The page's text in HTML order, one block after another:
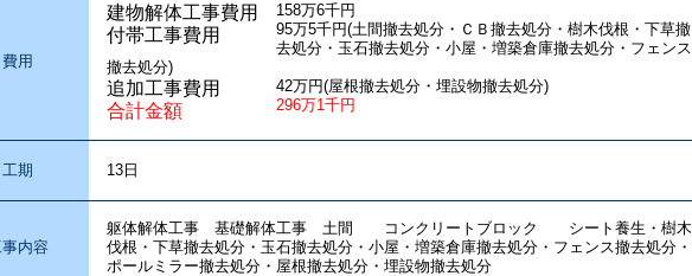
費用
建物解体工事費用 158万6千円
付帯工事費用
95万5千円(土間撤去処分・ＣＢ撤去処分・樹木伐根・下草撤
去処分・玉石撤去処分・小屋・増築倉庫撤去処分・フェンス
撤去処分)
追加工事費用 42万円(屋根撤去処分・埋設物撤去処分)
合計金額 296万1千円
工期 13日
内容
躯体解体工事 基礎解体工事 土間 コンクリートブロック シート養生・樹木
伐根・下草撤去処分・玉石撤去処分・小屋・増築倉庫撤去処分・フェンス撤去処分・
ポールミラー撤去処分・屋根撤去処分・埋設物撤去処分